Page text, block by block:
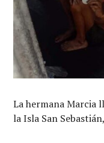
La hermana Marcia
la Isla San